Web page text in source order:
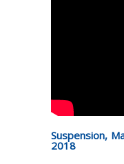
Suspension,
2018